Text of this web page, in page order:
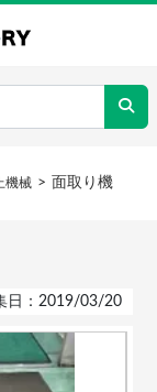
機械 面取り機
日：2019/03/20